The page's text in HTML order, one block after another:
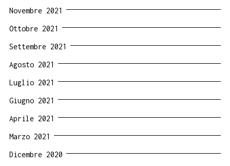
Novembre 2021
Ottobre 2021
Settembre 2021
Agosto 2021
Luglio 2021
Giugno 2021
Aprile 2021
Marzo 2021
Dicembre 2020